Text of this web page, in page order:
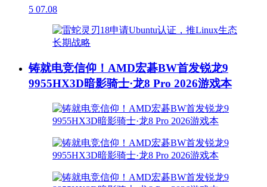
5 07.08
铸就电竞信仰！AMD宏碁BW首发锐龙9
9955HX3D暗影骑士·龙8 Pro 2026游戏本